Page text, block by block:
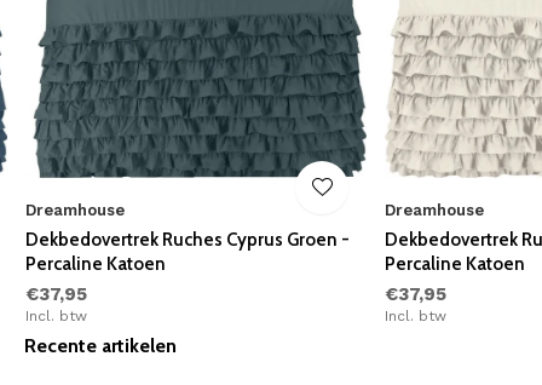
Dreamhouse
Dekbedovertrek Ruches Cyprus Groen -
Percaline Katoen
€37,95
Incl. btw
Dreamhouse
Dekbedovertrek
Percaline Katoen
€37,95
Incl. btw
Recente artikelen